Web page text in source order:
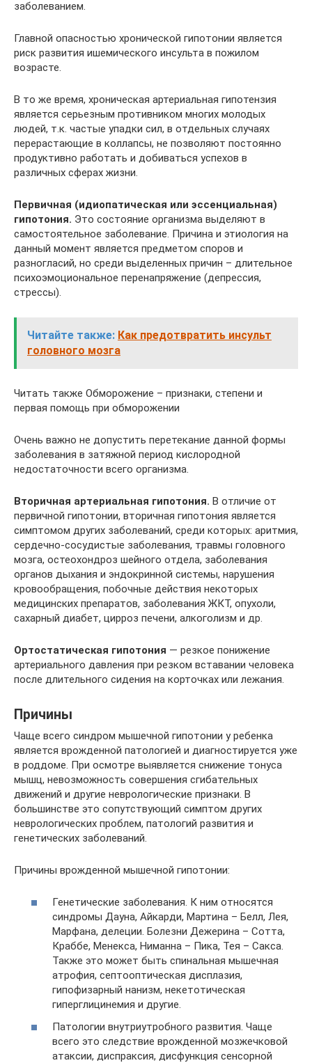
заболеванием.
Главной опасностью хронической гипотонии является
риск развития ишемического инсульта в пожилом
возрасте.
В то же время, хроническая артериальная гипотензия
является серьезным противником многих молодых
людей, т.к. частые упадки сил, в отдельных случаях
перерастающие в коллапсы, не позволяют постоянно
продуктивно работать и добиваться успехов в
различных сферах жизни.
Первичная (идиопатическая или эссенциальная)
гипотония. Это состояние организма выделяют в
самостоятельное заболевание. Причина и этиология на
данный момент является предметом споров и
разногласий, но среди выделенных причин – длительное
психоэмоциональное перенапряжение (депрессия,
стрессы).
Читайте также: Как предотвратить инсульт
головного мозга
Читать также Обморожение – признаки, степени и
первая помощь при обморожении
Очень важно не допустить перетекание данной формы
заболевания в затяжной период кислородной
недостаточности всего организма.
Вторичная артериальная гипотония. В отличие от
первичной гипотонии, вторичная гипотония является
симптомом других заболеваний, среди которых: аритмия,
сердечно-сосудистые заболевания, травмы головного
мозга, остеохондроз шейного отдела, заболевания
органов дыхания и эндокринной системы, нарушения
кровообращения, побочные действия некоторых
медицинских препаратов, заболевания ЖКТ, опухоли,
сахарный диабет, цирроз печени, алкоголизм и др.
Ортостатическая гипотония — резкое понижение
артериального давления при резком вставании человека
после длительного сидения на корточках или лежания.
Причины
Чаще всего синдром мышечной гипотонии у ребенка
является врожденной патологией и диагностируется уже
в роддоме. При осмотре выявляется снижение тонуса
мышц, невозможность совершения сгибательных
движений и другие неврологические признаки. В
большинстве это сопутствующий симптом других
неврологических проблем, патологий развития и
генетических заболеваний.
Причины врожденной мышечной гипотонии:
Генетические заболевания. К ним относятся
синдромы Дауна, Айкарди, Мартина – Белл, Лея,
Марфана, делеции. Болезни Дежерина – Сотта,
Краббе, Менекса, Ниманна – Пика, Тея – Сакса.
Также это может быть спинальная мышечная
атрофия, септооптическая дисплазия,
гипофизарный нанизм, некетотическая
гиперглицинемия и другие.
Патологии внутриутробного развития. Чаще
всего это следствие врожденной мозжечковой
атаксии, диспраксия, дисфункция сенсорной